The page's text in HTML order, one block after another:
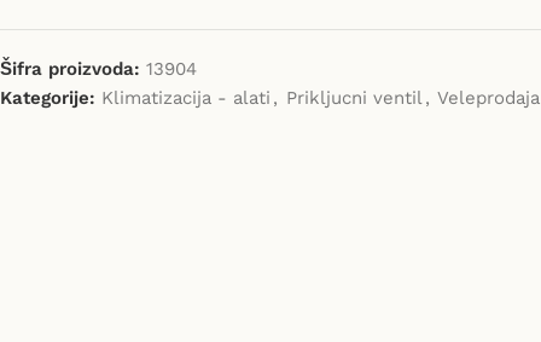
Šifra proizvoda: 13904
Kategorije: Klimatizacija - alati , Prikljucni ventil , Veleprodaja